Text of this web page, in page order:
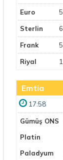
Euro
Sterlin
Frank
Riyal
Emtia
17:58
Gümüş ONS
Platin
Paladyum